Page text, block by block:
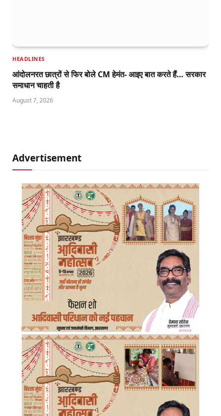
HEADLINES
आंदोलनरत छात्रों से फिर बोले CM हेमंत- आइए बात करते हैं… सरकार
समाधान चाहती है
August 7, 2026
Advertisement